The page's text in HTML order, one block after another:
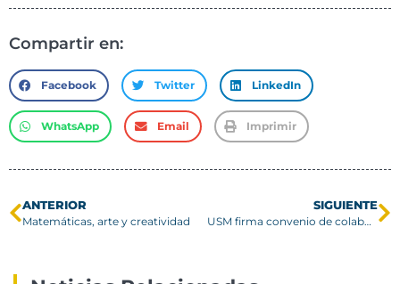
Compartir en:
Facebook Twitter LinkedIn
WhatsApp Email Imprimir
ANTERIOR
Matemáticas, arte y creatividad
SIGUIENTE
USM firma convenio de colaboración con la Universidad de Split